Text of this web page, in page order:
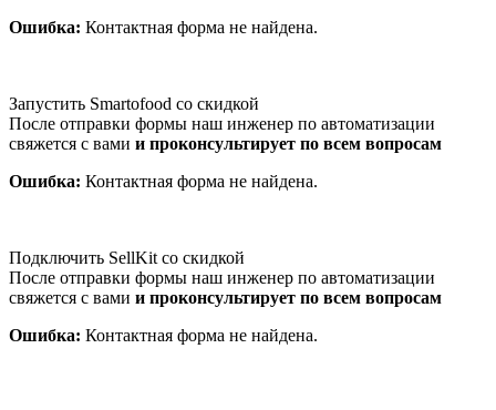
Ошибка: Контактная форма не найдена.
Запустить Smartofood со скидкой
После отправки формы наш инженер по автоматизации
свяжется с вами и проконсультирует по всем вопросам
Ошибка: Контактная форма не найдена.
Подключить SellKit со скидкой
После отправки формы наш инженер по автоматизации
свяжется с вами и проконсультирует по всем вопросам
Ошибка: Контактная форма не найдена.